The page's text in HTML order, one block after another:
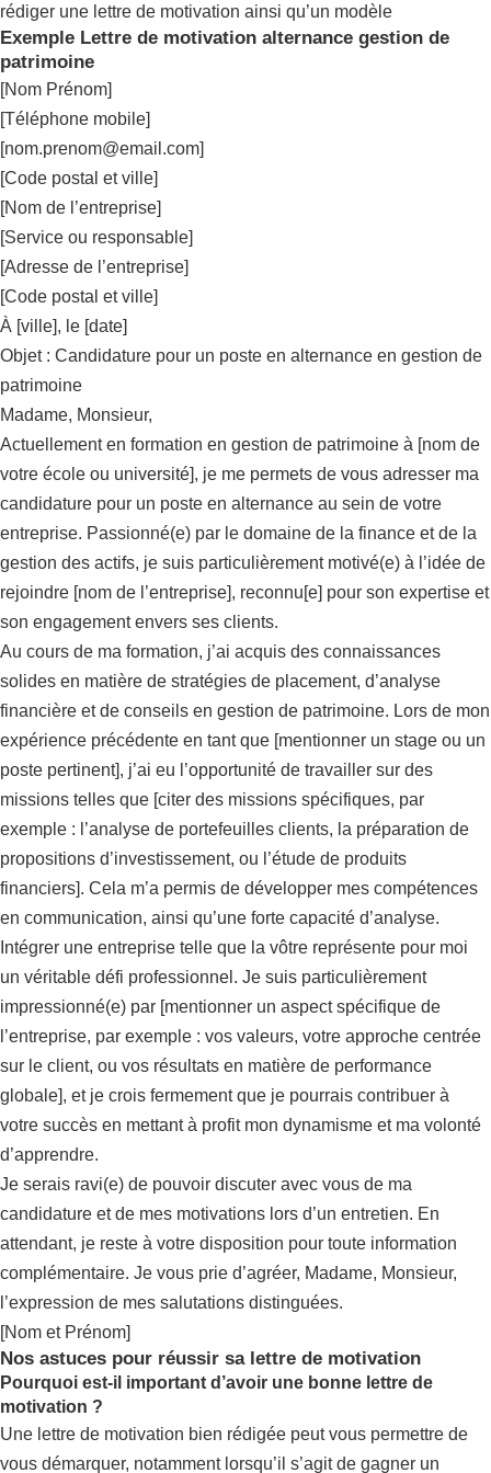
rédiger une lettre de motivation ainsi qu’un modèle
Exemple Lettre de motivation alternance gestion de
patrimoine
[Nom Prénom]
[Téléphone mobile]
[nom.prenom@email.com]
[Code postal et ville]
[Nom de l’entreprise]
[Service ou responsable]
[Adresse de l’entreprise]
[Code postal et ville]
À [ville], le [date]
Objet : Candidature pour un poste en alternance en gestion de
patrimoine
Madame, Monsieur,
Actuellement en formation en gestion de patrimoine à [nom de
votre école ou université], je me permets de vous adresser ma
candidature pour un poste en alternance au sein de votre
entreprise. Passionné(e) par le domaine de la finance et de la
gestion des actifs, je suis particulièrement motivé(e) à l’idée de
rejoindre [nom de l’entreprise], reconnu[e] pour son expertise et
son engagement envers ses clients.
Au cours de ma formation, j’ai acquis des connaissances
solides en matière de stratégies de placement, d’analyse
financière et de conseils en gestion de patrimoine. Lors de mon
expérience précédente en tant que [mentionner un stage ou un
poste pertinent], j’ai eu l’opportunité de travailler sur des
missions telles que [citer des missions spécifiques, par
exemple : l’analyse de portefeuilles clients, la préparation de
propositions d’investissement, ou l’étude de produits
financiers]. Cela m’a permis de développer mes compétences
en communication, ainsi qu’une forte capacité d’analyse.
Intégrer une entreprise telle que la vôtre représente pour moi
un véritable défi professionnel. Je suis particulièrement
impressionné(e) par [mentionner un aspect spécifique de
l’entreprise, par exemple : vos valeurs, votre approche centrée
sur le client, ou vos résultats en matière de performance
globale], et je crois fermement que je pourrais contribuer à
votre succès en mettant à profit mon dynamisme et ma volonté
d’apprendre.
Je serais ravi(e) de pouvoir discuter avec vous de ma
candidature et de mes motivations lors d’un entretien. En
attendant, je reste à votre disposition pour toute information
complémentaire. Je vous prie d’agréer, Madame, Monsieur,
l’expression de mes salutations distinguées.
[Nom et Prénom]
Nos astuces pour réussir sa lettre de motivation
Pourquoi est-il important d’avoir une bonne lettre de
motivation ?
Une lettre de motivation bien rédigée peut vous permettre de
vous démarquer, notamment lorsqu’il s’agit de gagner un